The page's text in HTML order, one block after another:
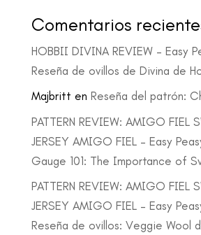
Comentarios
HOBBII DIVINA REVIEW – Easy
Reseña de ovillos de Divina de
Majbritt en Reseña del patrón:
PATTERN REVIEW: AMIGO FIEL
JERSEY AMIGO FIEL – Easy
Gauge 101: The Importance of
PATTERN REVIEW: AMIGO FIEL
JERSEY AMIGO FIEL – Easy
Reseña de ovillos: Veggie Wool